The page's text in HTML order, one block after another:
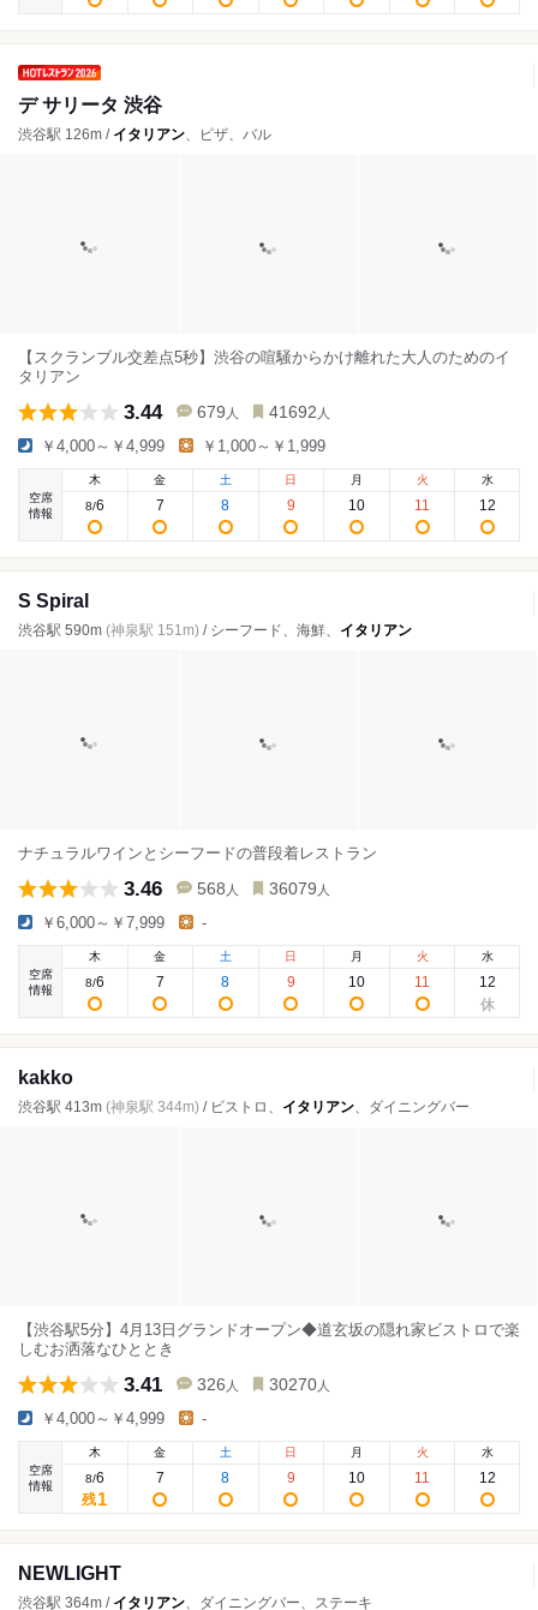
デ サリータ 渋谷
渋谷駅 126m / イタリアン、ピザ、バル
【スクランブル交差点5秒】渋⾕の喧騒からかけ離れた⼤⼈のためのイ
タリアン
3.44 679 人 41692 人
￥4,000～￥4,999 ￥1,000～￥1,999
空席
情報
木
8/6
金
7
土
8
日
9
月
10
火
11
水
12
S Spiral
渋谷駅 590m (神泉駅 151m) / シーフード、海鮮、 イタリアン
ナチュラルワインとシーフードの普段着レストラン
3.46 568 人 36079 人
￥6,000～￥7,999 -
空席
情報
木
8/6
金
7
土
8
日
9
月
10
火
11
水
12
kakko
渋谷駅 413m (神泉駅 344m) / ビストロ、 イタリアン、ダイニングバー
【渋谷駅5分】4月13日グランドオープン◆道玄坂の隠れ家ビストロで楽
しむお洒落なひととき
3.41 326 人 30270 人
￥4,000～￥4,999 -
空席
情報
木
8/6
残1
金
7
土
8
日
9
月
10
火
11
水
12
NEWLIGHT
渋谷駅 364m / イタリアン、ダイニングバー、ステーキ